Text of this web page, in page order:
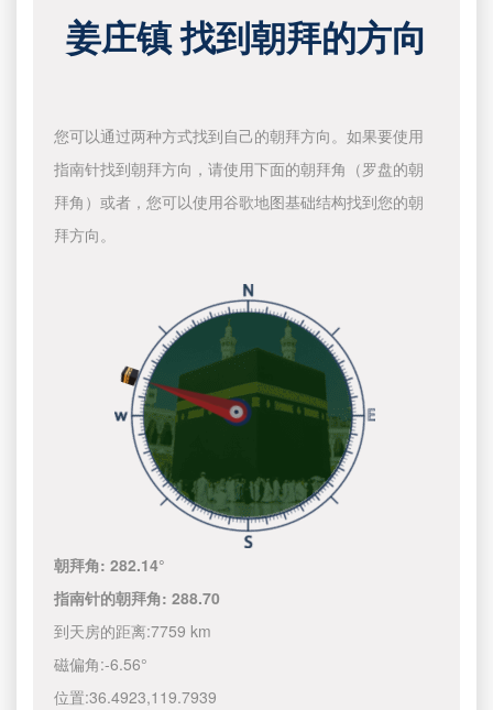
姜庄镇 找到朝拜的方向
您可以通过两种方式找到自己的朝拜方向。如果要使用
指南针找到朝拜方向，请使用下面的朝拜角（罗盘的朝
拜角）或者，您可以使用谷歌地图基础结构找到您的朝
拜方向。
朝拜角:282.14°
指南针的朝拜角:288.70
到天房的距离:7759 km
磁偏角:-6.56°
位置:36.4923,119.7940